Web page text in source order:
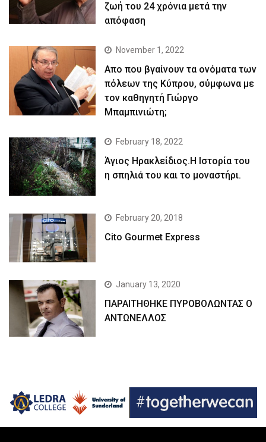
ζωή του 24 χρόνια μετά την
απόφαση
November 1, 2022
Απο που βγαίνουν τα ονόματα των
πόλεων της Κύπρου, σύμφωνα με
τον καθηγητή Γιώργο
Μπαμπινιώτη;
February 18, 2022
Άγιος Ηρακλείδιος.Η Ιστορία του
η σπηλιά του και το μοναστήρι.
February 20, 2018
Cito Gourmet Express
January 13, 2020
ΠΑΡΑΙΤΗΘΗΚΕ ΠΥΡΟΒΟΛΩΝΤΑΣ Ο
ΑΝΤΩΝΕΛΛΟΣ